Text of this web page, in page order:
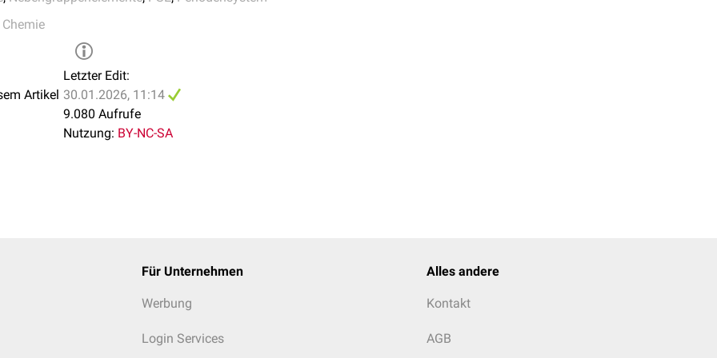
, Rutherfordium
Oxidschicht)
hohen Temperaturen direkte Reaktionen mit den meisten
in der Natur vergesellschaftet vor (nahezu identische Atom- und Ionenradien)
und Tantal = "Erdsäuren" (Charakter als Säurebildner)
Chemie
Artikel
Letzter Edit:
30.01.2026, 11:14
9.080 Aufrufe
Nutzung: BY-NC-SA
Für Unternehmen
Werbung
Login Services
Alles andere
Kontakt
AGB